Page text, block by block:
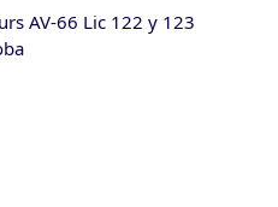
AV-66 Lic 122 y 123